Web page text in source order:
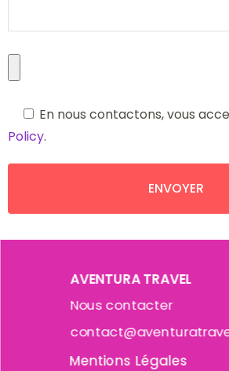
En nous contactons, vous
Policy.
AVENTURA TRAVEL
Nous contacter
Mentions Légales